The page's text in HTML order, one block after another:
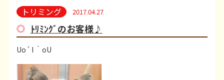
トリミング 2017.04.27
ﾄﾘﾐﾝｸﾞのお客様♪
Uo´ I ｀oU